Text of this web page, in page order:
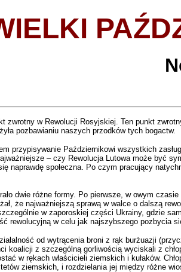
zwrotny w Rewolucji Rosyjskiej. Ten punkt
pozbawianiu naszych przodków tych bogactw.
przypisywanie Październikowi wszystkich
– czy Rewolucja Lutowa może być
naprawdę społeczna. Po czym pracujący
dwie różne formy. Po pierwsze, w owym
że najważniejszą sprawą w walce o dalszą
w zaporoskiej części Ukrainy, gdzie
rewolucyjną w celu jak najszybszego
od wytrącenia broni z rąk burżuazji
koalicji z szczególną gorliwością wyciskali z
w rękach właścicieli ziemskich i kułaków.
ziemskich, i rozdzielania jej między różne